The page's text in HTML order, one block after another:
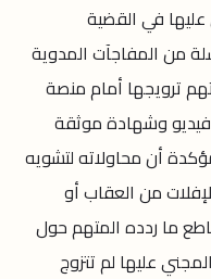
في القضية
من المفاجآت المدوية
ترويجها أمام منصة
وشهادة موثقة
أن محاولاته لتشويه
من العقاب أو
ما ردده المتهم حول
عليها لم تتزوج